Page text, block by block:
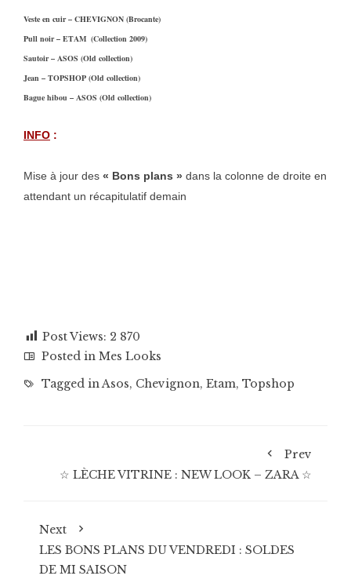
Veste en cuir – CHEVIGNON (Brocante)
Pull noir – ETAM (Collection 2009)
Sautoir – ASOS (Old collection)
Jean – TOPSHOP (Old collection)
Bague hibou – ASOS (Old collection)
INFO :
Mise à jour des « Bons plans » dans la colonne de droite en
attendant un récapitulatif demain
Post Views: 2 870
Posted in Mes Looks
Tagged inAsos, Chevignon, Etam, Topshop
Prev
☆ LÈCHE VITRINE : NEW LOOK – ZARA ☆
Next
LES BONS PLANS DU VENDREDI : SOLDES
DE MI SAISON